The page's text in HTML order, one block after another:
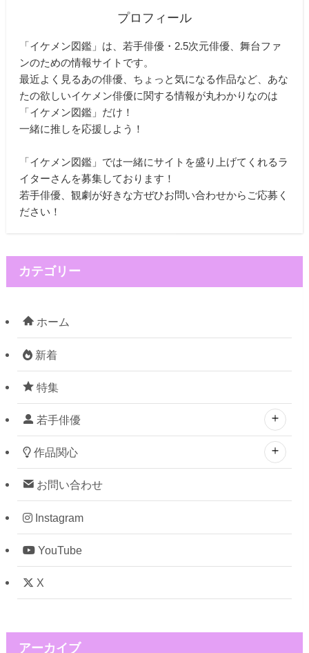
プロフィール
「イケメン図鑑」は、若手俳優・2.5次元俳優、舞台ファ
ンのための情報サイトです。
最近よく見るあの俳優、ちょっと気になる作品など、あな
たの欲しいイケメン俳優に関する情報が丸わかりなのは
「イケメン図鑑」だけ！
一緒に推しを応援しよう！
「イケメン図鑑」では一緒にサイトを盛り上げてくれるラ
イターさんを募集しております！
若手俳優、観劇が好きな方ぜひお問い合わせからご応募く
ださい！
カテゴリー
ホーム
新着
特集
若手俳優
作品関心
お問い合わせ
Instagram
YouTube
X
アーカイブ